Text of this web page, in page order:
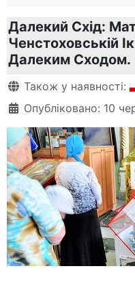
Далекий Схід:
Ченстоховській
Далеким Сходом.
Деталі
Також у наявності:
Опубліковано: 10